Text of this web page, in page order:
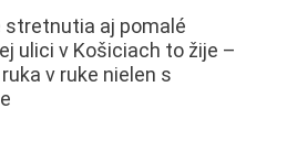
stretnutia aj pomalé
ulici v Košiciach to žije –
v ruke nielen s